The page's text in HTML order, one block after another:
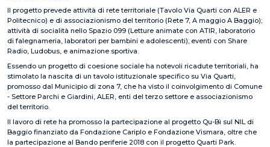
Il progetto prevede attività di rete territoriale (Tavolo Via Quarti con ALER e
Politecnico) e di associazionismo del territorio (Rete 7, A maggio A Baggio);
attività di socialità nello Spazio 099 (Letture animate con ATIR, laboratorio
di falegnameria, laboratori per bambini e adolescenti); eventi con Share
Radio, Ludobus, e animazione sportiva.
Essendo un progetto di coesione sociale ha notevoli ricadute territoriali, ha
stimolato la nascita di un tavolo istituzionale specifico su Via Quarti,
promosso dal Municipio di zona 7, che ha visto il coinvolgimento di Comune
- Settore Parchi e Giardini, ALER, enti del terzo settore e associazionismo
del territorio.
Il lavoro di rete ha promosso la partecipazione al progetto Qu-Bì sul NIL di
Baggio finanziato da Fondazione Cariplo e Fondazione Vismara, oltre che
la partecipazione al Bando periferie 2018 con il progetto Quarti Park.